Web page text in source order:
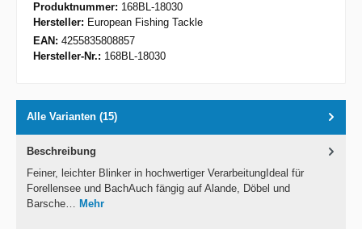
Produktnummer: 168BL-18030
Hersteller: European Fishing Tackle
EAN: 4255835808857
Hersteller-Nr.: 168BL-18030
Alle Varianten (15)
Beschreibung
Feiner, leichter Blinker in hochwertiger VerarbeitungIdeal für
Forellensee und BachAuch fängig auf Alande, Döbel und
Barsche… Mehr